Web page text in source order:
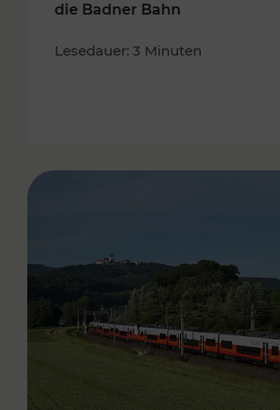
die Badner Bahn
Lesedauer: 3 Minuten